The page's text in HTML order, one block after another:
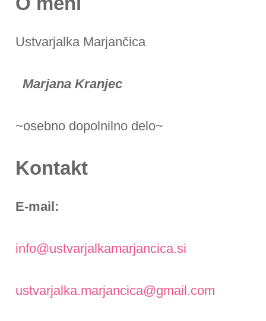
Ustvarjalka Marjančica
Marjana Kranjec
~osebno dopolnilno delo~
Kontakt
E-mail:
info@ustvarjalkamarjancica.si
ustvarjalka.marjancica@gmail.com